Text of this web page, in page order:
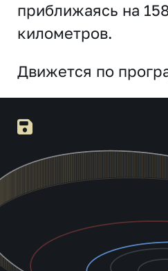
приближаясь на
километров.
Движется по